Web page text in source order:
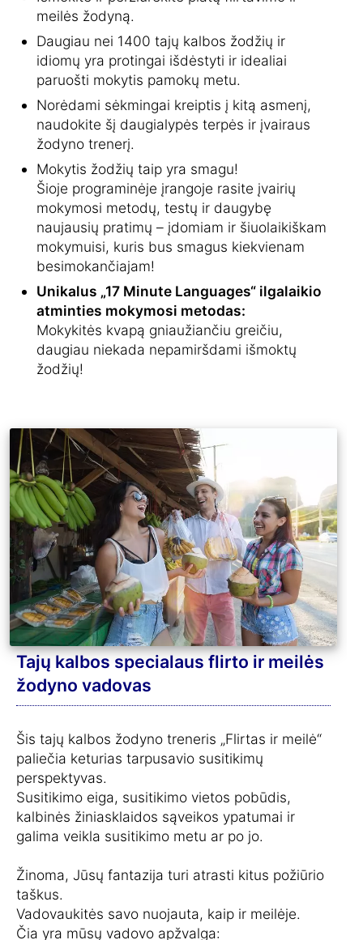
meilės žodyną.
Daugiau nei 1400 tajų kalbos žodžių ir
idiomų yra protingai išdėstyti ir idealiai
paruošti mokytis pamokų metu.
Norėdami sėkmingai kreiptis į kitą asmenį,
naudokite šį daugialypės terpės ir įvairaus
žodyno trenerį.
Mokytis žodžių taip yra smagu!
Šioje programinėje įrangoje rasite įvairių
mokymosi metodų, testų ir daugybę
naujausių pratimų – įdomiam ir šiuolaikiškam
mokymuisi, kuris bus smagus kiekvienam
besimokančiajam!
Unikalus „17 Minute Languages“ ilgalaikio
atminties mokymosi metodas:
Mokykitės kvapą gniaužiančiu greičiu,
daugiau niekada nepamiršdami išmoktų
žodžių!
Tajų kalbos specialaus flirto ir meilės
žodyno vadovas
Šis tajų kalbos žodyno treneris „Flirtas ir meilė“
paliečia keturias tarpusavio susitikimų
perspektyvas.
Susitikimo eiga, susitikimo vietos pobūdis,
kalbinės žiniasklaidos sąveikos ypatumai ir
galima veikla susitikimo metu ar po jo.
Žinoma, Jūsų fantazija turi atrasti kitus požiūrio
taškus.
Vadovaukitės savo nuojauta, kaip ir meilėje.
Čia yra mūsų vadovo apžvalga: